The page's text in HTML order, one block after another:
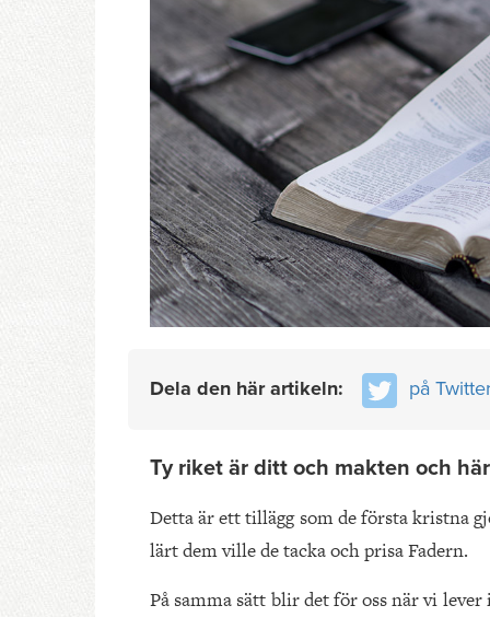
Dela den här artikeln: på
Ty riket är ditt och makten och
Detta är ett tillägg som de första kristna
lärt dem ville de tacka och prisa Fadern.
På samma sätt blir det för oss när vi